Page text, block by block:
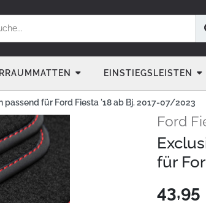
EINSTIEGSLEISTEN
passend für Ford Fiesta '18 ab Bj. 2017-07/2023
Ford
für
43,95